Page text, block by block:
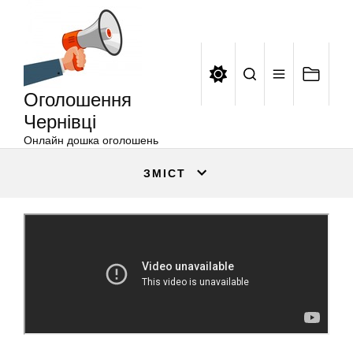
Оголошення
Чернівці
Онлайн дошка оголошень
ЗМІСТ